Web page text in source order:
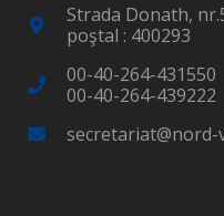
Strada Donath,
poştal : 400293
00-40-264-431550
00-40-264-439222
secretariat@nord-